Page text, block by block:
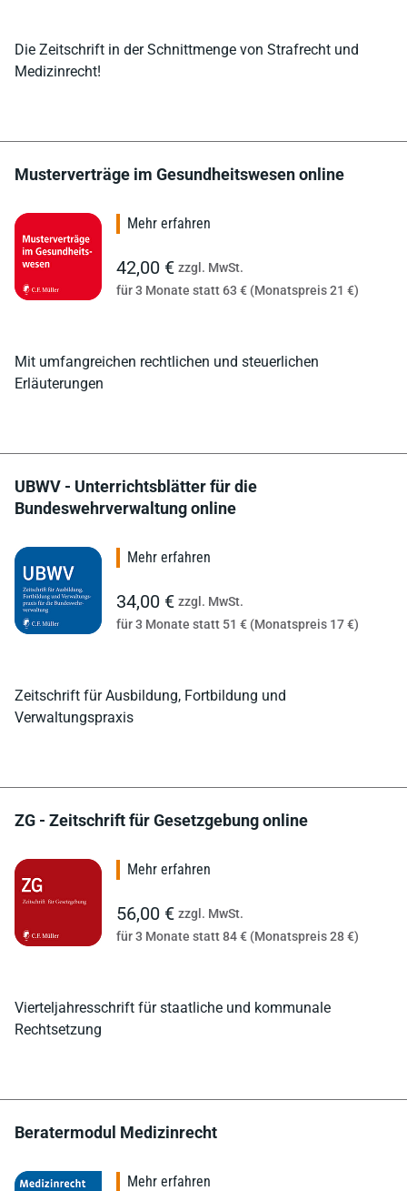
Die Zeitschrift in der Schnittmenge von Strafrecht und
Medizinrecht!
Musterverträge im Gesundheitswesen online
Mit umfangreichen rechtlichen und steuerlichen
Erläuterungen
Mehr erfahren
42,00 € zzgl. MwSt.
für 3 Monate statt 63 € (Monatspreis 21 €)
UBWV - Unterrichtsblätter für die
Bundeswehrverwaltung online
Zeitschrift für Ausbildung, Fortbildung und
Verwaltungspraxis
Mehr erfahren
34,00 € zzgl. MwSt.
für 3 Monate statt 51 € (Monatspreis 17 €)
ZG - Zeitschrift für Gesetzgebung online
Vierteljahresschrift für staatliche und kommunale
Rechtsetzung
Mehr erfahren
56,00 € zzgl. MwSt.
für 3 Monate statt 84 € (Monatspreis 28 €)
Beratermodul Medizinrecht
Mehr erfahren